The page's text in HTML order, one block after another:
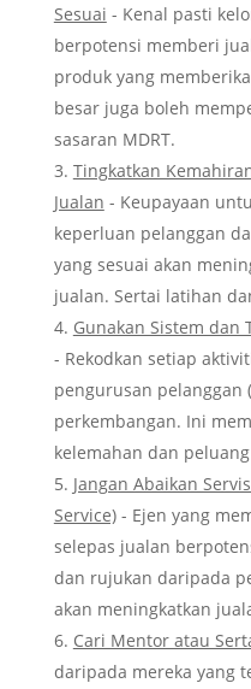
Sesuai - Kenal pasti
berpotensi memberi
produk yang
besar juga boleh
sasaran MDRT.
Tingkatkan
Jualan - Keupayaan
keperluan pelanggan
yang sesuai akan
jualan. Sertai latihan
Gunakan Sistem dan
- Rekodkan setiap
pengurusan pelanggan
perkembangan. Ini
kelemahan dan
Jangan Abaikan
Service)- Ejen yang
selepas jualan
dan rujukan daripada
akan meningkatkan
Cari Mentor atau
daripada mereka yang